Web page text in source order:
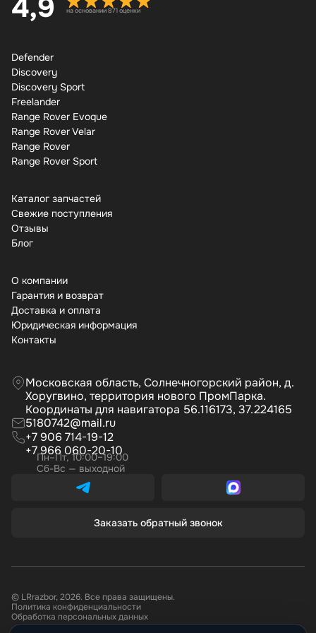
4,9 на основании 871 оценки
Defender
Discovery
Discovery Sport
Freelander
Range Rover Evoque
Range Rover Velar
Range Rover
Range Rover Sport
Каталог запчастей
Свежие поступления
Отзывы
Бло
О компании
Гарантия и возврат
Доставка и оплата
Юридическая информация
Контакты
Московская область, Солнечногорский район, д.
Хоругвино, территория нового ПромПарка.
Координаты для навигатора 56.116173, 37.224165
5180742@mail.ru
+7 906 714-19-12
+7 966 060-20-10
Пн–Пт, 10:00–19:00
Сб-Вс — выходной
Заказать обратный звонок
© LRrazbor, 2026. Все права защищены.
Политика конфиденциальности
Обработка персональных данных